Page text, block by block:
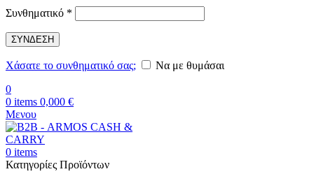
Συνθηματικό *
ΣΥΝΔΕΣΗ
Χάσατε το συνθηματικό σας;
Να με θυμάσαι
0
0 items 0,000 €
Μενου
0 items
Κατηγορίες Προϊόντων